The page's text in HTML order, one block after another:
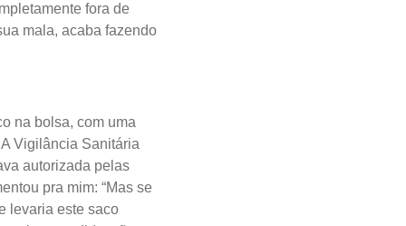
fora de
mala, acaba fazendo
na bolsa, com uma
Vigilância Sanitária
autorizada pelas
pra mim: “Mas se
levaria este saco